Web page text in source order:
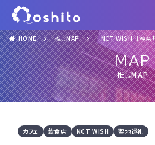
HOME 推しMAP ［NCT WISH］［神
MAP
推しMAP
カフェ 飲食店 NCT WISH 聖地巡礼